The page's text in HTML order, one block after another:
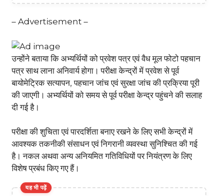
– Advertisement –
उन्होंने बताया कि अभ्यर्थियों को प्रवेश पत्र एवं वैध मूल फोटो पहचान
पत्र साथ लाना अनिवार्य होगा। परीक्षा केन्द्रों में प्रवेश से पूर्व
बायोमेट्रिक सत्यापन, पहचान जांच एवं सुरक्षा जांच की प्रक्रिया पूरी
की जाएगी। अभ्यर्थियों को समय से पूर्व परीक्षा केन्द्र पहुंचने की सलाह
दी गई है।
परीक्षा की शुचिता एवं पारदर्शिता बनाए रखने के लिए सभी केन्द्रों में
आवश्यक तकनीकी संसाधन एवं निगरानी व्यवस्था सुनिश्चित की गई
है। नकल अथवा अन्य अनियमित गतिविधियों पर नियंत्रण के लिए
विशेष प्रबंध किए गए हैं।
यह भी पढ़ें